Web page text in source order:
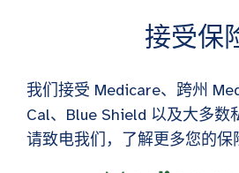
接受保
我们接受 Medicare、跨州
Cal、Blue Shield 以及大多数
请致电我们，了解更多您的保